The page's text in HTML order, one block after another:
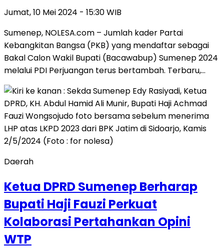
Jumat, 10 Mei 2024 - 15:30 WIB
Sumenep, NOLESA.com – Jumlah kader Partai
Kebangkitan Bangsa (PKB) yang mendaftar sebagai
Bakal Calon Wakil Bupati (Bacawabup) Sumenep 2024
melalui PDI Perjuangan terus bertambah. Terbaru,…
Daerah
Ketua DPRD Sumenep Berharap
Bupati Haji Fauzi Perkuat
Kolaborasi Pertahankan Opini
WTP